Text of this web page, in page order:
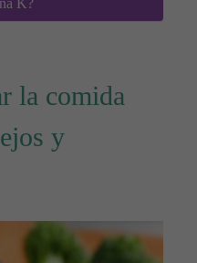
K?
la comida
y